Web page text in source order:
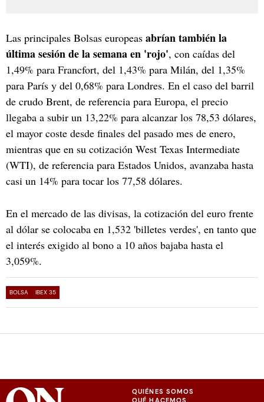
Las principales Bolsas europeas abrían también la
última sesión de la semana en 'rojo', con caídas del
1,49% para Francfort, del 1,43% para Milán, del 1,35%
para París y del 0,68% para Londres. En el caso del barril
de crudo Brent, de referencia para Europa, el precio
llegaba a subir un 13,22% para alcanzar los 78,53 dólares,
el mayor coste desde finales del pasado mes de enero,
mientras que en su cotización West Texas Intermediate
(WTI), de referencia para Estados Unidos, avanzaba hasta
casi un 14% para tocar los 77,58 dólares.
En el mercado de las divisas, la cotización del euro frente
al dólar se colocaba en 1,532 'billetes verdes', en tanto que
el interés exigido al bono a 10 años bajaba hasta el
3,059%.
BOLSA IBEX 35
QUIÉNES SOMOS
QUÉ HACEMOS